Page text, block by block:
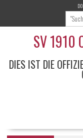
content
SV 1910
DIES IST DIE